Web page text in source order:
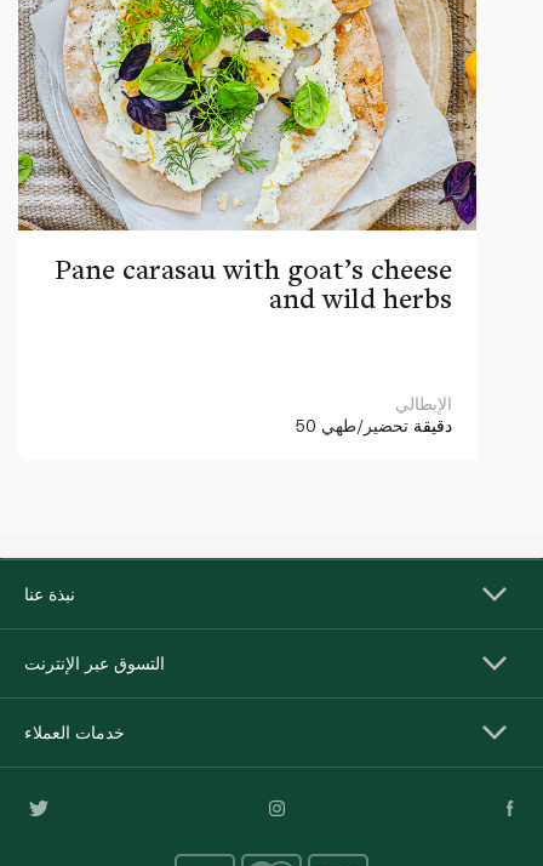
Pane carasau with goat’s cheese
and wild herbs
الإيطالي
50 دقيقة تحضير/طهي
نبذة عنا
التسوق عبر الإنترنت
خدمات العملاء